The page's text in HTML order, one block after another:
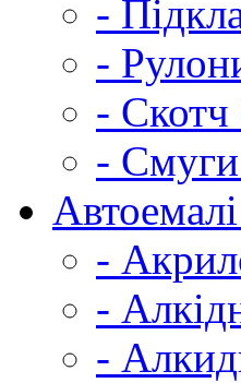
-
-
- Скотч
-
-
-
-